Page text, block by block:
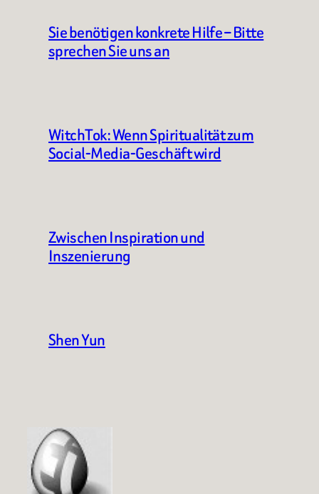
Sie benötigen konkrete Hilfe – Bitte
sprechen Sie uns an
WitchTok: Wenn Spiritualität zum
Social-Media-Geschäft wird
Zwischen Inspiration und
Inszenierung
Shen Yun